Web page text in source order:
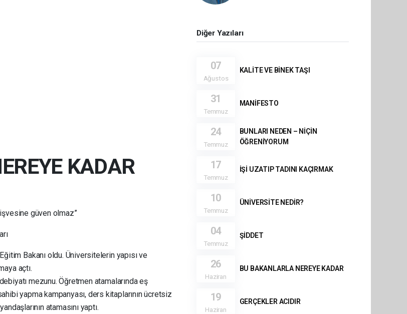
KADAR
işvesine güven olmaz”
Bakanı oldu. Üniversitelerin yapısı ve
açtı.
mezunu. Öğretmen atamalarında eş
yapma kampanyası, ders kitaplarının ücretsiz
atamasını yaptı.
Diğer Yazıları
07
Ağustos
KALİTE VE BİNEK TAŞI
31
Temmuz
MANİFESTO
24
Temmuz
BUNLARI NEDEN – NİÇİN
ÖĞRENİYORUM
17
Temmuz
İŞİ UZATIP TADINI KAÇIRMAK
10
Temmuz
ÜNİVERSİTE NEDİR?
04
Temmuz
ŞİDDET
26
Haziran
BU BAKANLARLA NEREYE KADAR
19
Haziran
GERÇEKLER ACIDIR